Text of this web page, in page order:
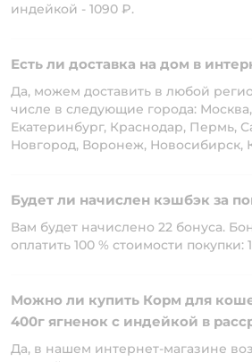
индейкой - 1090 ₽.
Есть ли доставка на дом в
Да, можем доставить в любой
числе в следующие города:
Екатеринбург, Краснодар, Пермь,
Новгород, Воронеж, Новосибирск,
Будет ли начислен кэшбэк за
Вам будет начислено 22 бонуса.
оплатить 100 % стоимости покупки:
Можно ли купить Корм для
400г ягненок с индейкой в
Да, в нашем интернет-магазине